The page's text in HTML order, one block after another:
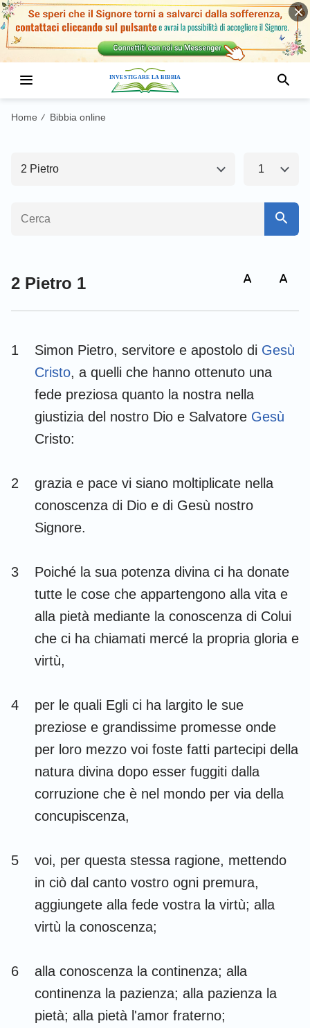
Home / Bibbia online
2 Pietro
Antico Testamento1 Nuovo Testamento
Matteo
Apostoli
Tito Filemone
Ebrei Giacomo
1 Pietro 2 Pietro
1 Giovanni
3 Giovanni Giuda
Apocalisse
1
2 Pietro 1
1 Simon Pietro, servitore e apostolo di Gesù
Cristo, a quelli che hanno ottenuto una
fede preziosa quanto la nostra nella
giustizia del nostro Dio e Salvatore Gesù
Cristo:
2
grazia e pace vi siano moltiplicate nella
conoscenza di Dio e di Gesù nostro
Signore.
3
Poiché la sua potenza divina ci ha donate
tutte le cose che appartengono alla vita e
alla pietà mediante la conoscenza di Colui
che ci ha chiamati mercé la propria gloria e
virtù,
4
per le quali Egli ci ha largito le sue
preziose e grandissime promesse onde
per loro mezzo voi foste fatti partecipi della
natura divina dopo esser fuggiti dalla
corruzione che è nel mondo per via della
concupiscenza,
5
voi, per questa stessa ragione, mettendo
in ciò dal canto vostro ogni premura,
aggiungete alla fede vostra la virtù; alla
virtù la conoscenza;
6
alla conoscenza la continenza; alla
continenza la pazienza; alla pazienza la
pietà; alla pietà l'amor fraterno;